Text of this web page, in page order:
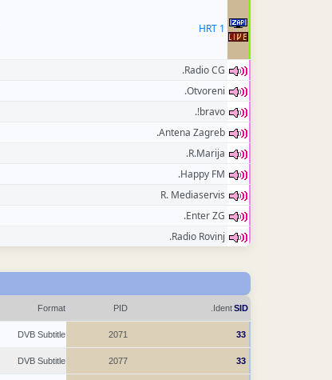
HRT 1
Radio CG.
Otvoreni.
bravo!.
Antena Zagreb.
R.Marija.
Happy FM.
R. Mediaservis
Enter ZG.
Radio Rovinj.
SID
Ident.
PID
Format
33
2071
DVB Subtitle
33
2077
DVB Subtitle